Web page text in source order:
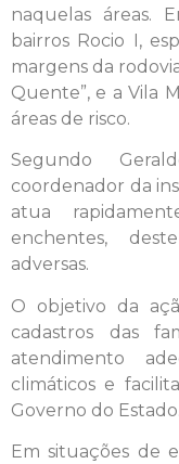
naquelas áreas.
bairros Rocio I,
margens da
Quente”, e a Vila
áreas de risco.
Segundo
coordenador da
atua
enchentes,
adversas.
O objetivo da
cadastros das
atendimento
climáticos e
Governo do Estado.
Em situações de